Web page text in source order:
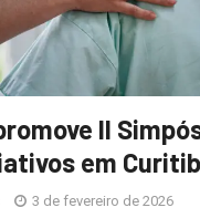
II
em
3 de fevereiro de 2026